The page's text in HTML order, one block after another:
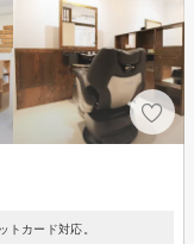
トカード対応。